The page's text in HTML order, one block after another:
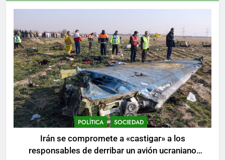
POLÍTICA SOCIEDAD
Irán se compromete a «castigar» a los
responsables de derribar un avión ucraniano